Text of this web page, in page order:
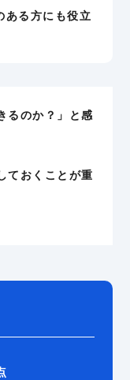
ある方にも役立
るのか？」と感
ておくことが重